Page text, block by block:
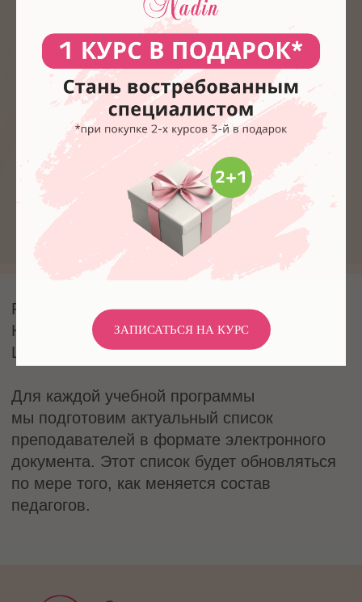
Руководитель учебного центра — Герберг
Надежда Викторовна, +7 913 773-34-30,
Ledi-pandora@rambler.ru
Для каждой учебной программы
мы подготовим актуальный список
преподавателей в формате электронного
документа. Этот список будет обновляться
по мере того, как меняется состав
педагогов.
© Nadin 2025 | Все права защищены.
ЗАПИСАТЬСЯ НА КУРС